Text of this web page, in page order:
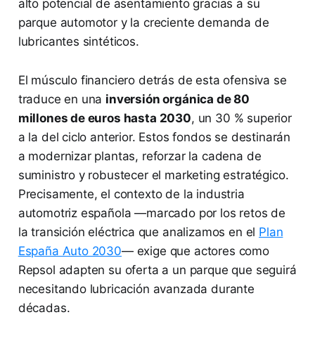
alto potencial de asentamiento gracias a su
parque automotor y la creciente demanda de
lubricantes sintéticos.
El músculo financiero detrás de esta ofensiva se
traduce en una inversión orgánica de 80
millones de euros hasta 2030, un 30 % superior
a la del ciclo anterior. Estos fondos se destinarán
a modernizar plantas, reforzar la cadena de
suministro y robustecer el marketing estratégico.
Precisamente, el contexto de la industria
automotriz española —marcado por los retos de
la transición eléctrica que analizamos en el Plan
España Auto 2030— exige que actores como
Repsol adapten su oferta a un parque que seguirá
necesitando lubricación avanzada durante
décadas.